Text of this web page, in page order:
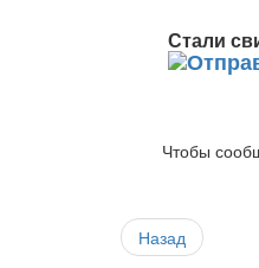
Стали
Чтобы
Назад